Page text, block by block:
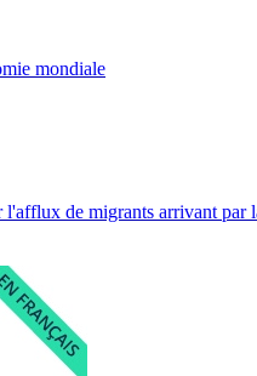
mondiale
l'afflux de migrants arrivant par